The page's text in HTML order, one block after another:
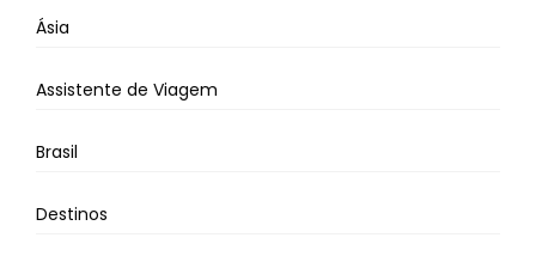
Ásia
Assistente de Viagem
Brasil
Destinos